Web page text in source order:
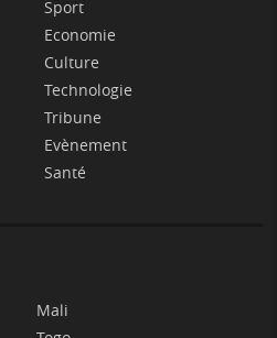
Sport
Economie
Culture
Technologie
Tribune
Evènement
Santé
Mali